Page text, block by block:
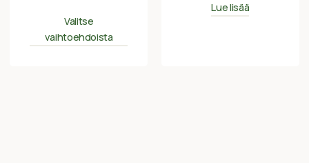
Valitse
vaihtoehdoista
Lue lisää